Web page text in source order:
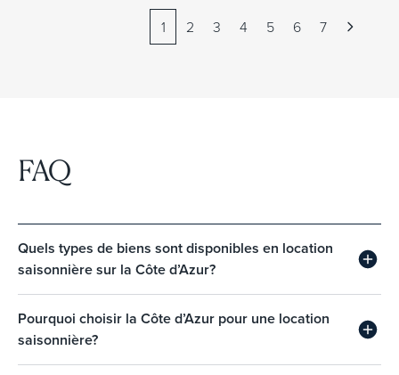
1 2 3 4 5 6 7
FAQ
Quels types de biens sont disponibles en location
saisonnière sur la Côte d’Azur?
Pourquoi choisir la Côte d’Azur pour une location
saisonnière?